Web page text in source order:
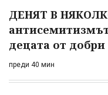
ДЕНЯТ В
децата от добри
преди 40 мин